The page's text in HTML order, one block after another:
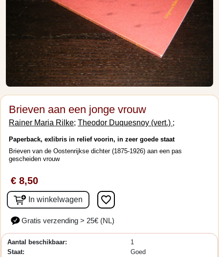
Brieven aan een jonge vrouw
Rainer Maria Rilke; Theodor Duquesnoy (vert.) ;
Paperback, exlibris in relief voorin, in zeer goede staat
Brieven van de Oostenrijkse dichter (1875-1926) aan een pas
gescheiden vrouw
€ 8,50
In winkelwagen favorite_border
Gratis verzending > 25€ (NL)
Aantal beschikbaar:
1
Staat:
Goed